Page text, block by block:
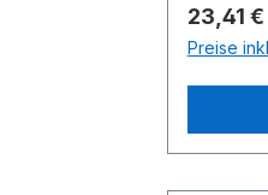
23,41 €
Preise